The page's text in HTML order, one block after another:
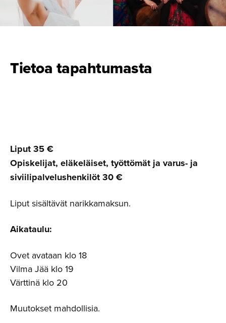
Tietoa tapahtumasta
Liput 35 €
Opiskelijat, eläkeläiset, työttömät ja varus- ja
siviilipalvelushenkilöt 30 €
Liput sisältävät narikkamaksun.
Aikataulu:
Ovet avataan klo 18
Vilma Jää klo 19
Värttinä klo 20
Muutokset mahdollisia.